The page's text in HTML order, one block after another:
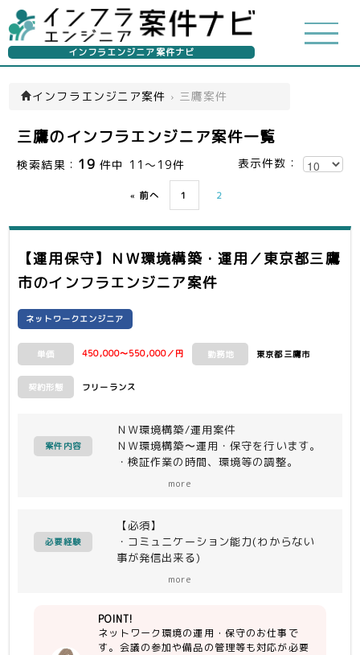
インフラエンジニア案件ナビ
インフラエンジニア案件 › 三鷹案件
三鷹のインフラエンジニア案件一覧
検索結果： 19 件中 11～19件 表示件数：
« 前へ 1 2
【運用保守】ＮＷ環境構築・運用／東京都三鷹
市のインフラエンジニア案件
ネットワークエンジニア
単価 450,000〜550,000／円 勤務地 東京都三鷹市
契約形態 フリーランス
案件内容
ＮＷ環境構築/運用案件
ＮＷ環境構築〜運用・保守を行います。
・検証作業の時間、環境等の調整。
・作業場所の環境(ファイルサーバ等)や
備品の管理
more
必要経験
【必須】
・コミュニケーション能力(わからない
事が発信出来る)
を着実に実行できること
・インフラ/ＮＷの実業務知識
more
POINT!
ネットワーク環境の運用・保守のお仕事で
す。会議の参加や備品の管理等も対応が必要